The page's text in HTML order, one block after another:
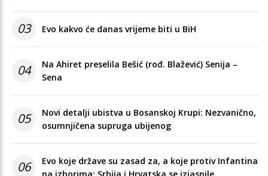
03 Evo kakvo će danas vrijeme biti u BiH
04
Na Ahiret preselila Bešić (rođ. Blažević) Senija –
Sena
05
Novi detalji ubistva u Bosanskoj Krupi: Nezvanično,
osumnjičena supruga ubijenog
06
Evo koje države su zasad za, a koje protiv Infantina